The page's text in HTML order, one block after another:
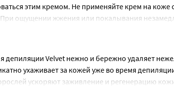
этим кремом. Не применяйте крем на
ощущении жжения или покалывания
Velvet нежно и бережно удаляет
ухаживает за кожей уже во время
ускоряют заживление и регенерацию
и аллергии и зоны бикини.